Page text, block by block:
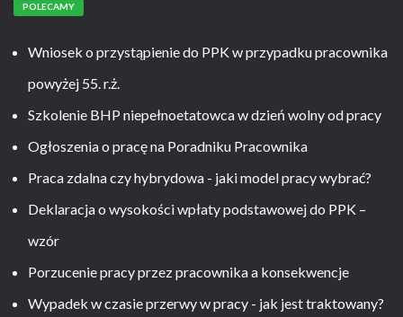
POLECAMY
Wniosek o przystąpienie do PPK w przypadku pracownika
powyżej 55. r.ż.
Szkolenie BHP niepełnoetatowca w dzień wolny od pracy
Ogłoszenia o pracę na Poradniku Pracownika
Praca zdalna czy hybrydowa - jaki model pracy wybrać?
Deklaracja o wysokości wpłaty podstawowej do PPK –
wzór
Porzucenie pracy przez pracownika a konsekwencje
Wypadek w czasie przerwy w pracy - jak jest traktowany?